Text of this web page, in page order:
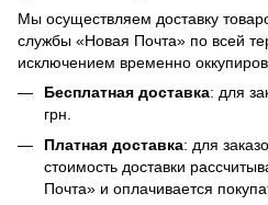
Мы осуществляем доставку
службы «Новая Почта» по всей
исключением временно
Бесплатная доставка: для
грн.
Платная доставка: для
стоимость доставки
Почта» и оплачивается